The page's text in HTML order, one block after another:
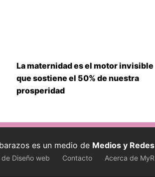
La maternidad es el motor invisible
que sostiene el 50% de nuestra
prosperidad
es un medio de Medios y Redes
Diseño web Contacto Acerca de MyR